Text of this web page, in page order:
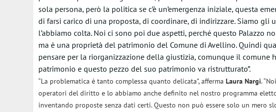
sola persona, però la politica se c’è un’emergenza iniziale, questa
di farsi carico di una proposta, di coordinare, di indirizzare. Siamo gli
l’abbiamo colta. Noi ci sono poi due aspetti, perché questo Palazzo
ma è una proprietà del patrimonio del Comune di Avellino. Quindi
pensare per la riorganizzazione della giustizia, comunque il comune
patrimonio e questo pezzo del suo patrimonio va ristrutturato”.
“La problematica è tanto complessa quanto delicata”, afferma Laura Nargi.
operatori del diritto e lo abbiamo anche definito nel nostro programma
inventando proposte senza dati certi. Questo non può essere solo un mero